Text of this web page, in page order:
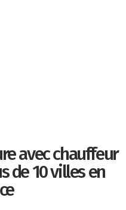
avec chauffeur
de 10 villes en